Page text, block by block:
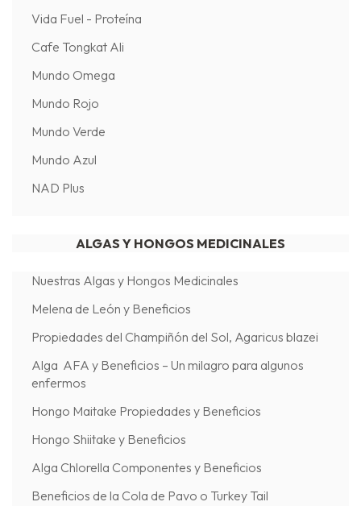
Vida Fuel - Proteína
Cafe Tongkat Ali
Mundo Omega
Mundo Rojo
Mundo Verde
Mundo Azul
NAD Plus
ALGAS Y HONGOS MEDICINALES
Nuestras Algas y Hongos Medicinales
Melena de León y Beneficios
Propiedades del Champiñón del Sol, Agaricus blazei
Alga AFA y Beneficios – Un milagro para algunos
enfermos
Hongo Maitake Propiedades y Beneficios
Hongo Shiitake y Beneficios
Alga Chlorella Componentes y Beneficios
Beneficios de la Cola de Pavo o Turkey Tail